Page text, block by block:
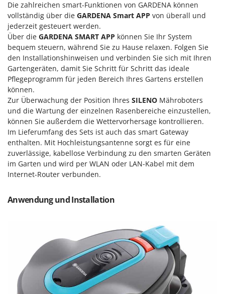
Sichelmähwerke für Traktoren
Sichelmulcher für Traktoren
Sortierer für Oliven
Sprühgeräte für Pflanzenbehandlung
Stäubegeräte für Traktor
Staubsauger - Elektrobesen
T
Teppichreiniger und Teppichbodenreiniger
Thermische und mechanische Unkrautbrenner
Tomatenpressen
Tragbare Powerstationen
Traktor-Heckenscheren mit Ausleger
U
Umfüllpumpen
Vakuumiergeräte
Vertikutierer
Vogelscheuchen - Vogelabwehr
I
Idromatic
Il-Tec
Imperia
Infaco
Intec
Intex
Iseki
Italyco
ITM
J JOLLY ITALIA
KAAZ
Kemper
Kenwood
KitchenAid
Die zahlreichen smart-Funktionen von GARDENA können
vollständig über die GARDENA Smart APP von überall und
jederzeit gesteuert werden.
Über die GARDENA SMART APP können Sie Ihr System
bequem steuern, während Sie zu Hause relaxen. Folgen Sie
den Installationshinweisen und verbinden Sie sich mit Ihren
Gartengeräten, damit Sie Schritt für Schritt das ideale
Pflegeprogramm für jeden Bereich Ihres Gartens erstellen
können.
Zur Überwachung der Position Ihres SILENO Mähroboters
und die Wartung der einzelnen Rasenbereiche einzustellen,
können Sie außerdem die Wettervorhersage kontrollieren.
Im Lieferumfang des Sets ist auch das smart Gateway
enthalten. Mit Hochleistungsantenne sorgt es für eine
zuverlässige, kabellose Verbindung zu den smarten Geräten
im Garten und wird per WLAN oder LAN-Kabel mit dem
Internet-Router verbunden.
Anwendung und Installation